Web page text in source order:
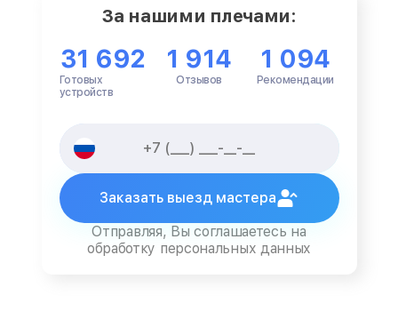
За нашими плечами:
31 692
Готовых
устройств
1 914
Отзывов
1 094
Рекомендации
Заказать выезд мастера
Отправляя, Вы соглашаетесь на
обработку персональных данных